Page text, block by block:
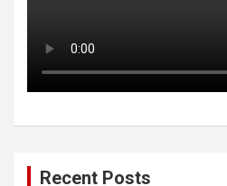
Recent Posts